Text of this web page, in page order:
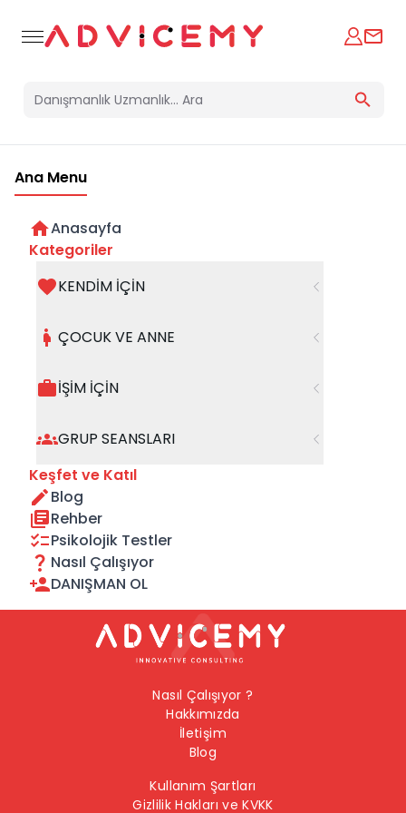
Ana Menu
Anasayfa
Kategoriler
KENDİM İÇİN
ÇOCUK VE ANNE
İŞİM İÇİN
GRUP SEANSLARI
Keşfet ve Katıl
Blog
Rehber
Psikolojik Testler
Nasıl Çalışıyor
DANIŞMAN OL
halinde whatsapp hattımızdan iletişime
Nasıl Çalışıyor ?
Hakkımızda
İletişim
Blog
Kullanım Şartları
Gizlilik Hakları ve KVKK